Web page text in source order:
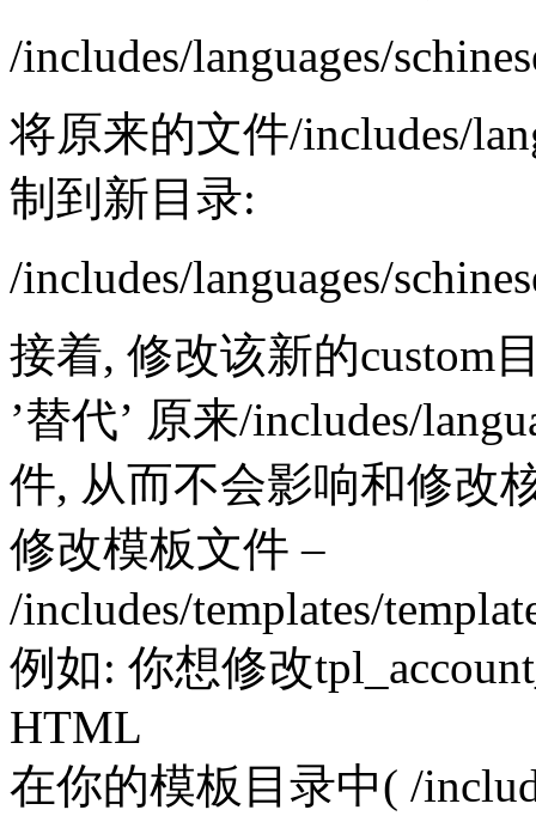
/includes/languages/
将原来的文件/includes/
制到新目录:
/includes/languages/
接着, 修改该新的custom
’替代’ 原来/includes/
件, 从而不会影响和修
修改模板文件 –
/includes/templates/
例如: 你想修改
HTML
在你的模板目录中( /